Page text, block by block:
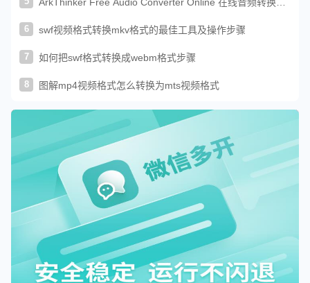
6 swf视频格式转换mkv格式的最佳工具及操作步骤
7 如何把swf格式转换成webm格式步骤
8 图解mp4视频格式怎么转换为mts视频格式